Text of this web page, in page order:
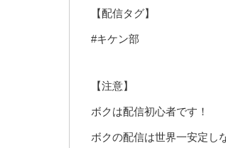
【配信タグ】
#キケン部
【注意】
ボクは配信初心者です！
ボクの配信は世界一安定し